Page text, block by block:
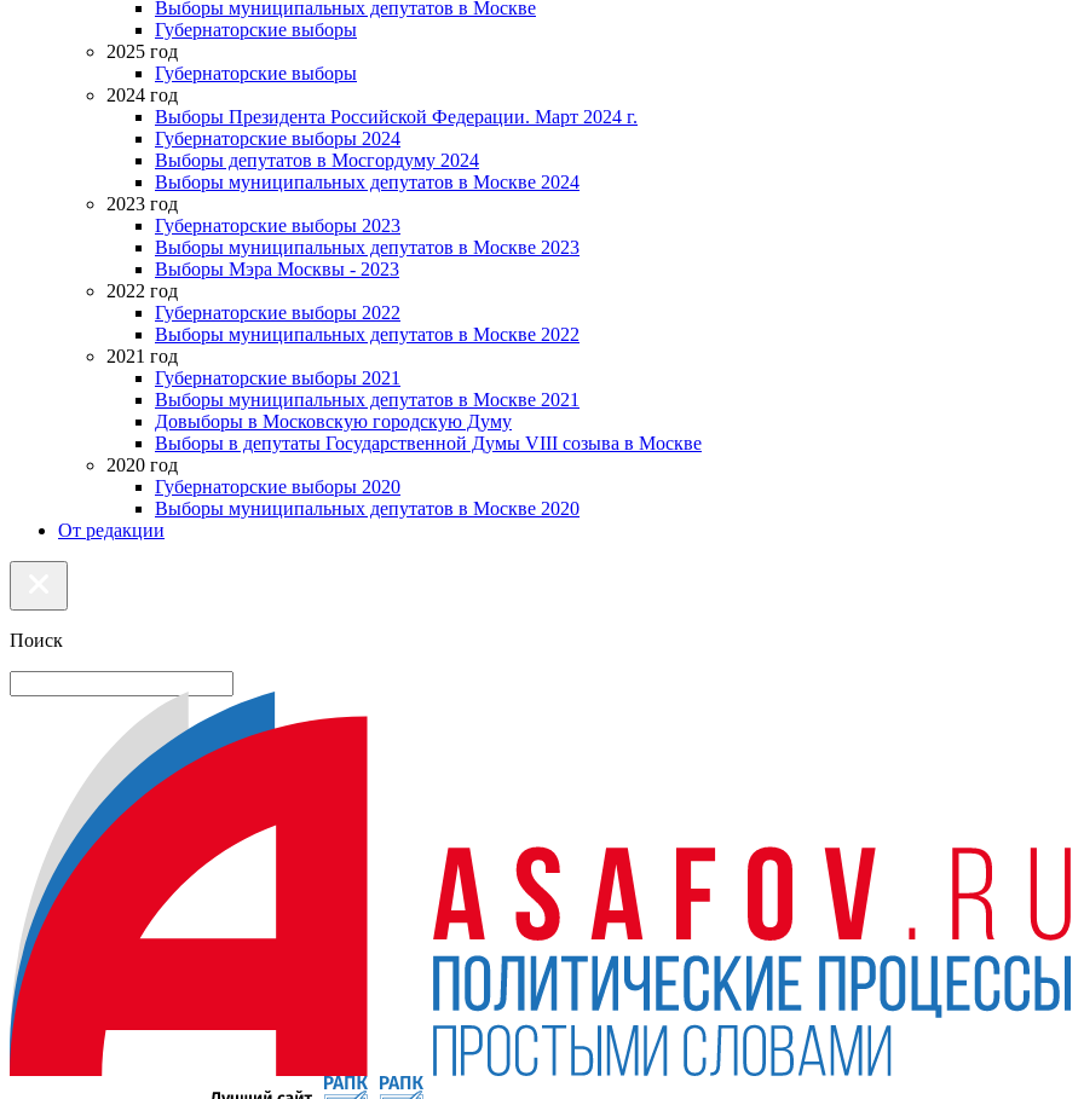
Выборы муниципальных депутатов в Москве
Губернаторские выборы
2025 год
Губернаторские выборы
2024 год
Выборы Президента Российской Федерации. Март 2024 г.
Губернаторские выборы 2024
Выборы депутатов в Мосгордуму 2024
Выборы муниципальных депутатов в Москве 2024
2023 год
Губернаторские выборы 2023
Выборы муниципальных депутатов в Москве 2023
Выборы Мэра Москвы - 2023
2022 год
Губернаторские выборы 2022
Выборы муниципальных депутатов в Москве 2022
2021 год
Губернаторские выборы 2021
Выборы муниципальных депутатов в Москве 2021
Довыборы в Московскую городскую Думу
Выборы в депутаты Государственной Думы VIII созыва в Москве
2020 год
Губернаторские выборы 2020
Выборы муниципальных депутатов в Москве 2020
От редакции
Поиск